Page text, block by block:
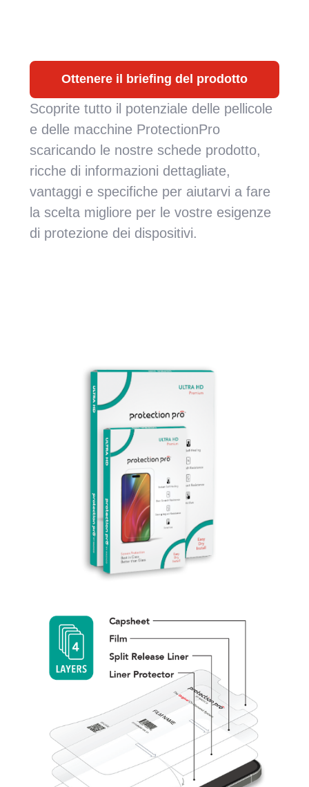
Ottenere il briefing del prodotto
Scoprite tutto il potenziale delle pellicole
e delle macchine ProtectionPro
scaricando le nostre schede prodotto,
ricche di informazioni dettagliate,
vantaggi e specifiche per aiutarvi a fare
la scelta migliore per le vostre esigenze
di protezione dei dispositivi.